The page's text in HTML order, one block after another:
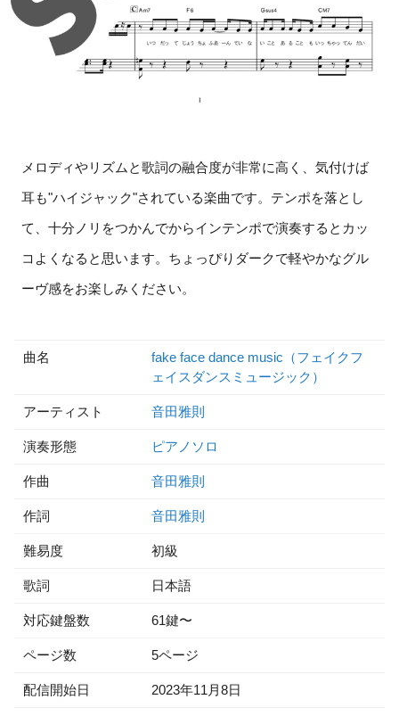
メロディやリズムと歌詞の融合度が非常に高く、気付けば
耳も"ハイジャック"されている楽曲です。テンポを落とし
て、十分ノリをつかんでからインテンポで演奏するとカッ
コよくなると思います。ちょっぴりダークで軽やかなグル
ーヴ感をお楽しみください。
曲名
fake face dance music（フェイクフ
ェイスダンスミュージック）
アーティスト 音田雅則
演奏形態 ピアノソロ
作曲 音田雅則
作詞 音田雅則
難易度 初級
歌詞 日本語
対応鍵盤数 61鍵〜
ページ数 5ページ
配信開始日 2023年11月8日